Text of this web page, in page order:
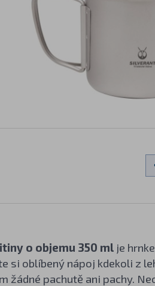
o objemu 350 ml je
si oblíbený nápoj kdekoli z
pachutě ani pachy.